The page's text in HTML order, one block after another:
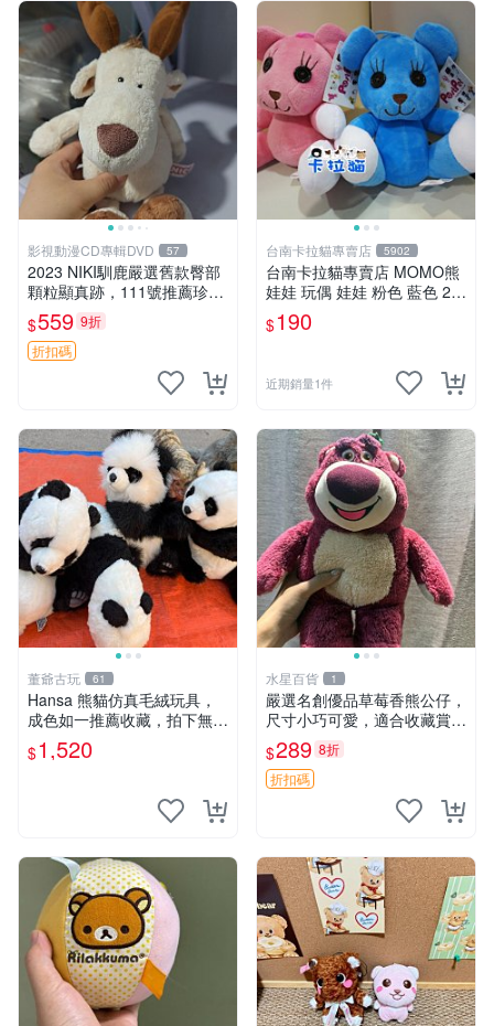
影視動漫CD專輯DVD 57
2023 NIKI馴鹿嚴選舊款臀部
顆粒顯真跡，111號推薦珍藏
品 馴鹿 舊款 尾巴顆粒
$559 9折
折扣碼
台南卡拉貓專賣店 5902
台南卡拉貓專賣店 MOMO熊
娃娃 玩偶 娃娃 粉色 藍色 2色
分售
$190
近期銷量1件
董爺古玩 61
Hansa 熊貓仿真毛絨玩具，
成色如一推薦收藏，拍下無疑
心 熊貓 毛絨玩具 收藏
$1,520
水星百貨 1
嚴選名創優品草莓香熊公仔，
尺寸小巧可愛，適合收藏賞玩
30cm 玩具 公仔 草莓熊
$289 8折
折扣碼